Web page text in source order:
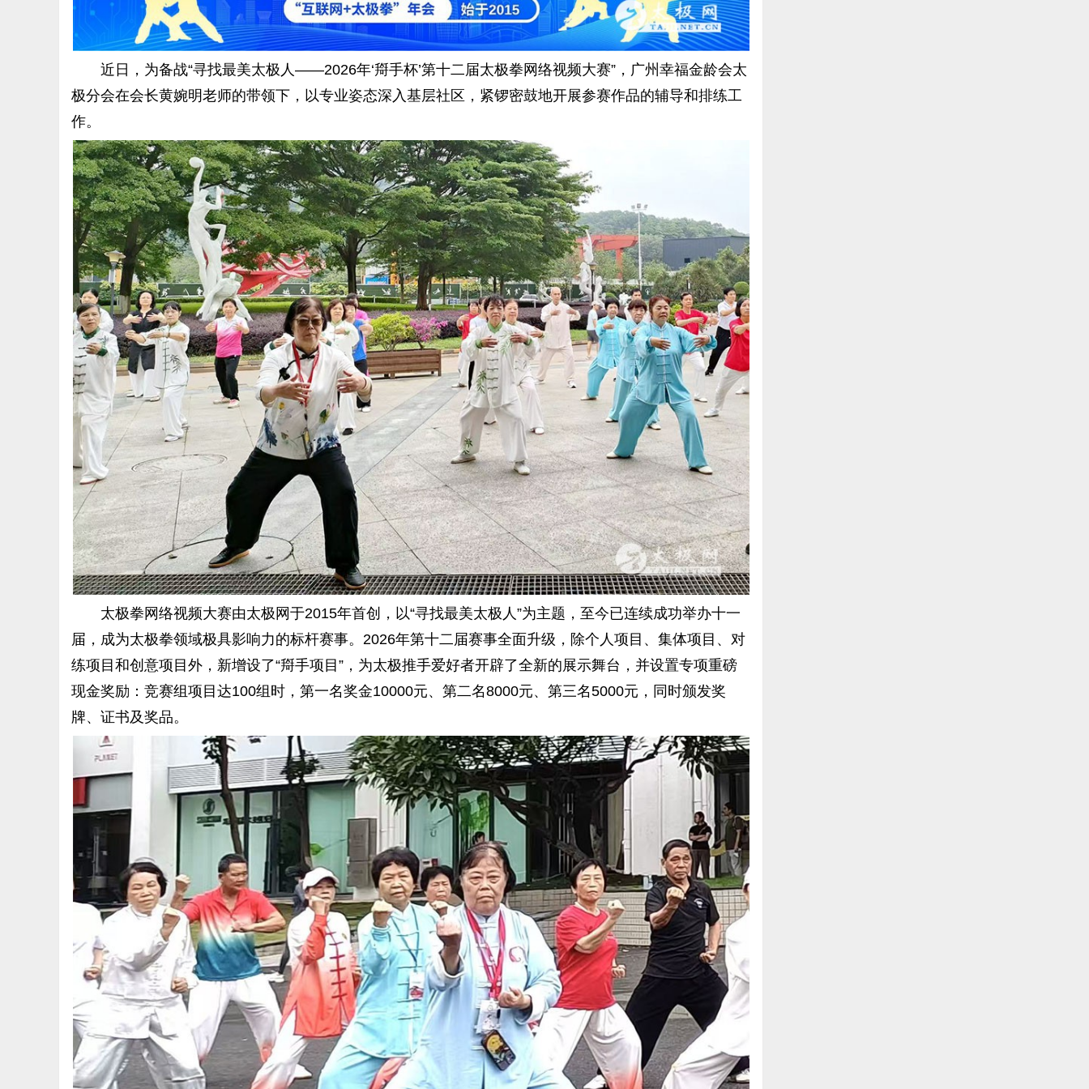
需
信
近日，为备战“寻找最美太极人——2026年‘搿手杯’第十二届太极拳网络视频大赛”，广州幸福金龄会太
极分会在会长黄婉明老师的带领下，以专业姿态深入基层社区，紧锣密鼓地开展参赛作品的辅导和排练工
作。
太极拳网络视频大赛由太极网于2015年首创，以“寻找最美太极人”为主题，至今已连续成功举办十一
届，成为太极拳领域极具影响力的标杆赛事。2026年第十二届赛事全面升级，除个人项目、集体项目、对
练项目和创意项目外，新增设了“搿手项目”，为太极推手爱好者开辟了全新的展示舞台，并设置专项重磅
现金奖励：竞赛组项目达100组时，第一名奖金10000元、第二名8000元、第三名5000元，同时颁发奖
牌、证书及奖品。